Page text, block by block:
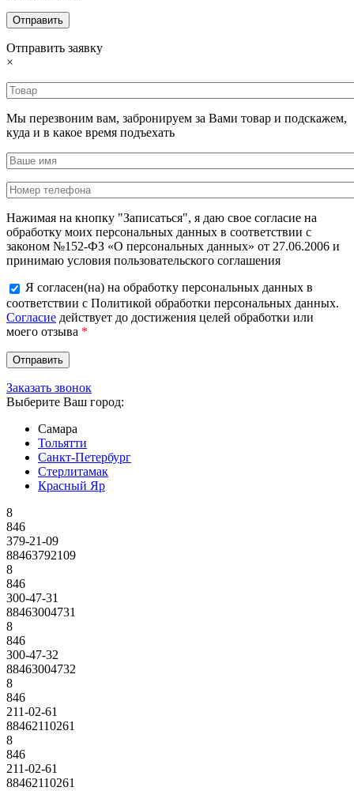
Отправить заявку
×
Мы перезвоним вам, забронируем за Вами товар и подскажем,
куда и в какое время подъехать
Нажимая на кнопку "Записаться", я даю свое согласие на
обработку моих персональных данных в соответствии с
законом №152-ФЗ «О персональных данных» от 27.06.2006 и
принимаю условия пользовательского соглашения
Я согласен(на) на обработку персональных данных в
соответствии с Политикой обработки персональных данных.
Согласие действует до достижения целей обработки или
моего отзыва *
Заказать звонок
Выберите Ваш город:
Самара
Тольятти
Санкт-Петербург
Стерлитамак
Красный Яр
8
846
379-21-09
88463792109
8
846
300-47-31
88463004731
8
846
300-47-32
88463004732
8
846
211-02-61
88462110261
8
846
211-02-61
88462110261